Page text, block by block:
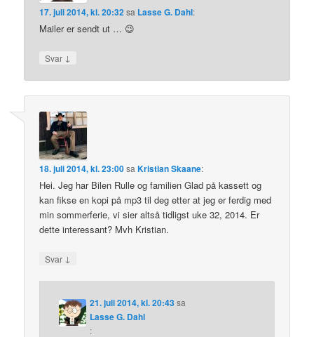
17. juli 2014, kl. 20:32sa Lasse G. Dahl:
Mailer er sendt ut … 😉
Svar ↓
18. juli 2014, kl. 23:00sa Kristian Skaane:
Hei. Jeg har Bilen Rulle og familien Glad på kassett og
kan fikse en kopi på mp3 til deg etter at jeg er ferdig med
min sommerferie, vi sier altså tidligst uke 32, 2014. Er
dette interessant? Mvh Kristian.
Svar ↓
21. juli 2014, kl. 20:43sa
Lasse G. Dahl
: